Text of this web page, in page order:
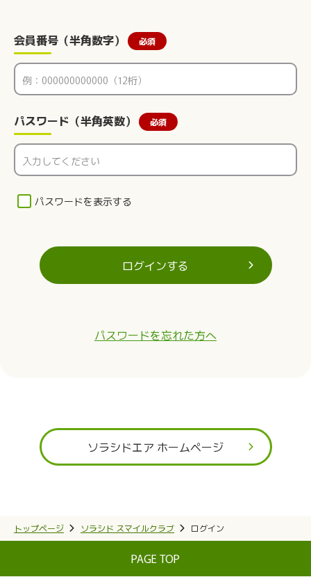
会員番号（半角数字） 必須
パスワード（半角英数） 必須
パスワードを表示する
ログインする
パスワードを忘れた方へ
ソラシドエア ホームページ
トップページ ソラシド スマイルクラブ ログイン
PAGE TOP